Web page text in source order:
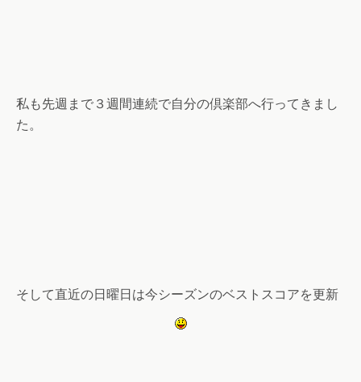
私も先週まで３週間連続で自分の倶楽部へ行ってきまし
た。
そして直近の日曜日は今シーズンのベストスコアを更新